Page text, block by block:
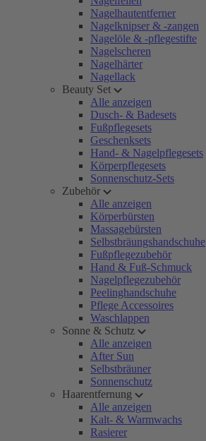
Nagelhautentferner
Nagelknipser & -zangen
Nagelöle & -pflegestifte
Nagelscheren
Nagelhärter
Nagellack
Beauty Set
Alle anzeigen
Dusch- & Badesets
Fußpflegesets
Geschenksets
Hand- & Nagelpflegesets
Körperpflegesets
Sonnenschutz-Sets
Zubehör
Alle anzeigen
Körperbürsten
Massagebürsten
Selbstbräungshandschuhe
Fußpflegezubehör
Hand & Fuß-Schmuck
Nagelpflegezubehör
Peelinghandschuhe
Pflege Accessoires
Waschlappen
Sonne & Schutz
Alle anzeigen
After Sun
Selbstbräuner
Sonnenschutz
Haarentfernung
Alle anzeigen
Kalt- & Warmwachs
Rasierer